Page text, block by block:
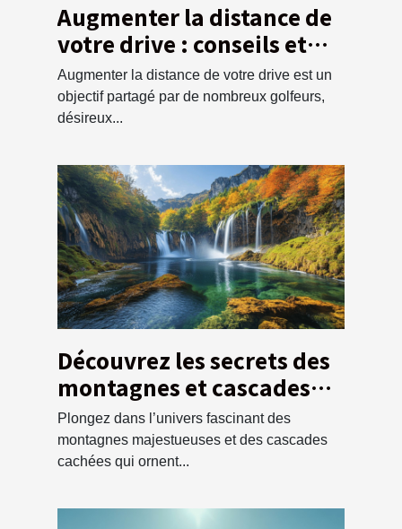
Augmenter la distance de
votre drive : conseils et
techniques
Augmenter la distance de votre drive est un
objectif partagé par de nombreux golfeurs,
désireux...
Découvrez les secrets des
montagnes et cascades
locales
Plongez dans l’univers fascinant des
montagnes majestueuses et des cascades
cachées qui ornent...